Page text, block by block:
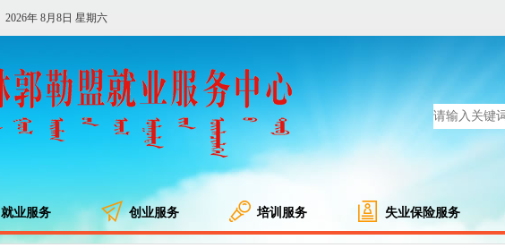
2026年 8月8日 星期六
就业服务 创业服务 培训服务 失业保险服务